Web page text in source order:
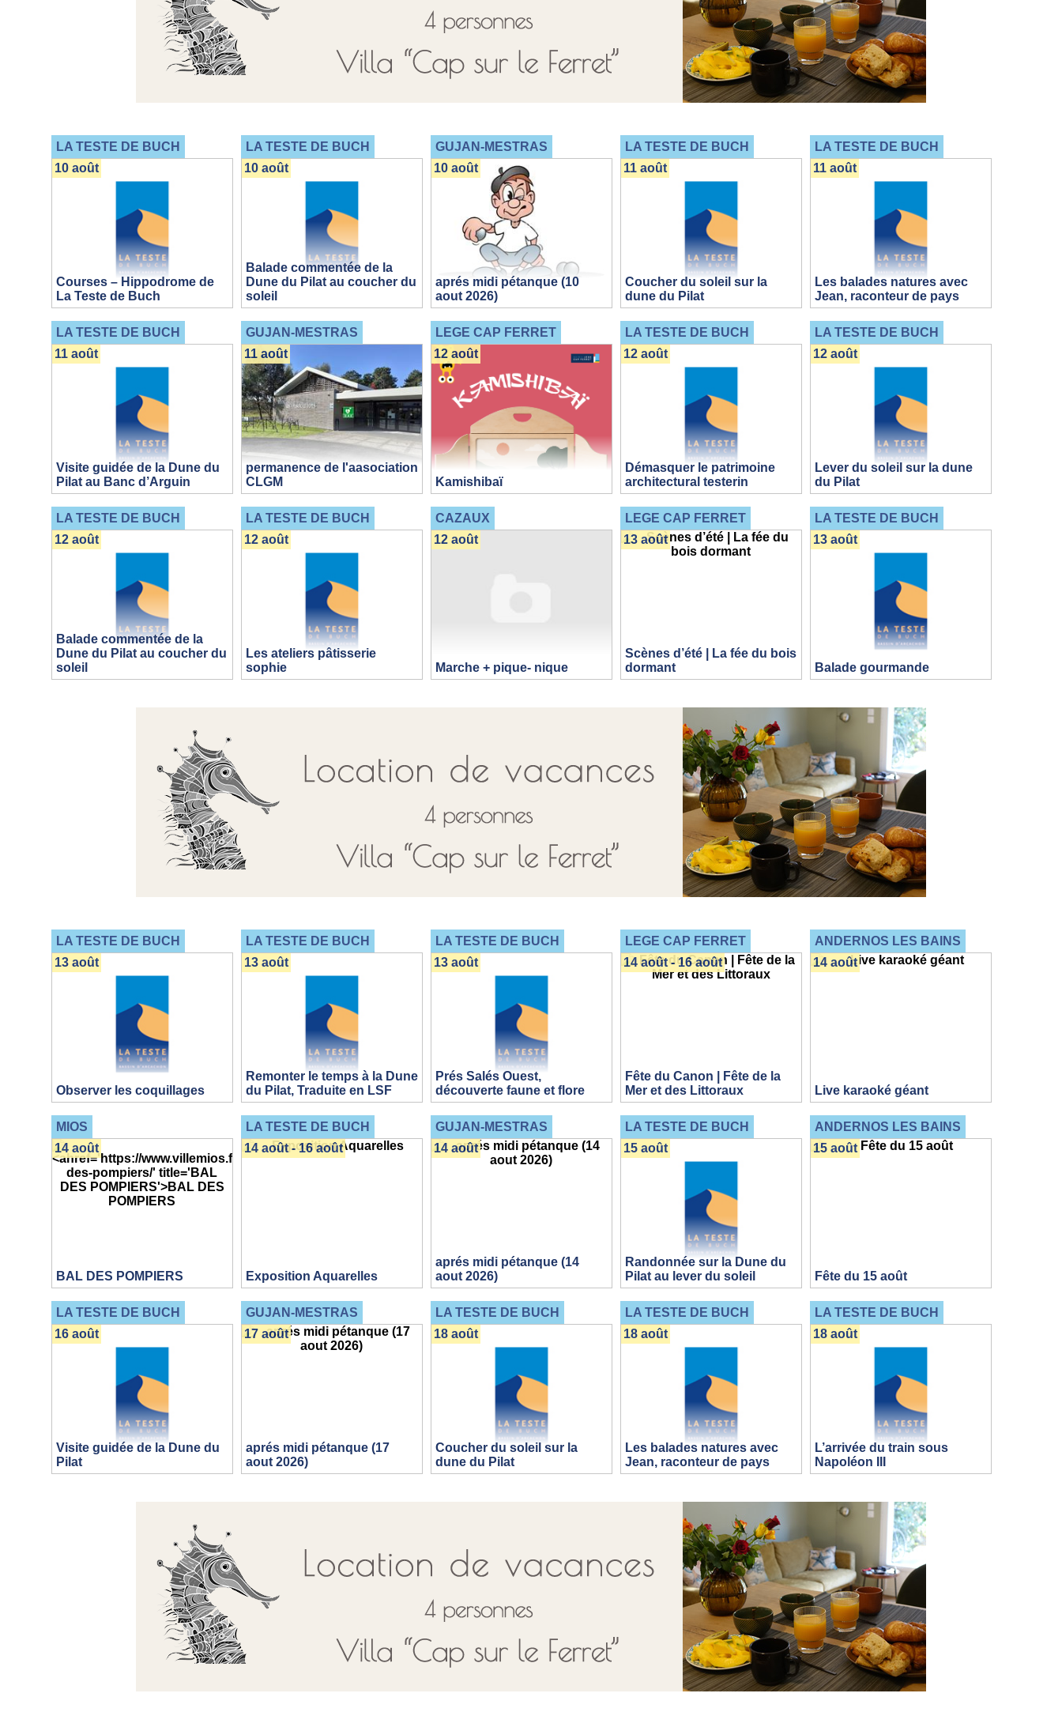
LA TESTE DE BUCH
Courses – Hippodrome de
La Teste de Buch
10 août
LA TESTE DE BUCH
Balade commentée de la
Dune du Pilat au coucher du
soleil
10 août
GUJAN-MESTRAS
aprés midi pétanque (10
aout 2026)
10 août
LA TESTE DE BUCH
Coucher du soleil sur la
dune du Pilat
11 août
LA TESTE DE BUCH
Les balades natures avec
Jean, raconteur de pays
11 août
LA TESTE DE BUCH
Visite guidée de la Dune du
Pilat au Banc d’Arguin
11 août
GUJAN-MESTRAS
permanence de l'aasociation
CLGM
11 août
LEGE CAP FERRET
Kamishibaï
12 août
LA TESTE DE BUCH
Démasquer le patrimoine
architectural testerin
12 août
LA TESTE DE BUCH
Lever du soleil sur la dune
du Pilat
12 août
LA TESTE DE BUCH
Balade commentée de la
Dune du Pilat au coucher du
soleil
12 août
LA TESTE DE BUCH
Les ateliers pâtisserie
sophie
12 août
CAZAUX
Marche + pique- nique
12 août
LEGE CAP FERRET
Scènes d’été | La fée du bois
dormant
13 août
LA TESTE DE BUCH
Balade gourmande
13 août
LA TESTE DE BUCH
Observer les coquillages
13 août
LA TESTE DE BUCH
Remonter le temps à la Dune
du Pilat, Traduite en LSF
13 août
LA TESTE DE BUCH
Prés Salés Ouest,
découverte faune et flore
13 août
LEGE CAP FERRET
Fête du Canon | Fête de la
Mer et des Littoraux
14 août - 16 août
ANDERNOS LES BAINS
Live karaoké géant
14 août
MIOS
BAL DES POMPIERS
14 août
LA TESTE DE BUCH
Exposition Aquarelles
14 août - 16 août
GUJAN-MESTRAS
aprés midi pétanque (14
aout 2026)
14 août
LA TESTE DE BUCH
Randonnée sur la Dune du
Pilat au lever du soleil
15 août
ANDERNOS LES BAINS
Fête du 15 août
15 août
LA TESTE DE BUCH
Visite guidée de la Dune du
Pilat
16 août
GUJAN-MESTRAS
aprés midi pétanque (17
aout 2026)
17 août
LA TESTE DE BUCH
Coucher du soleil sur la
dune du Pilat
18 août
LA TESTE DE BUCH
Les balades natures avec
Jean, raconteur de pays
18 août
LA TESTE DE BUCH
L’arrivée du train sous
Napoléon III
18 août